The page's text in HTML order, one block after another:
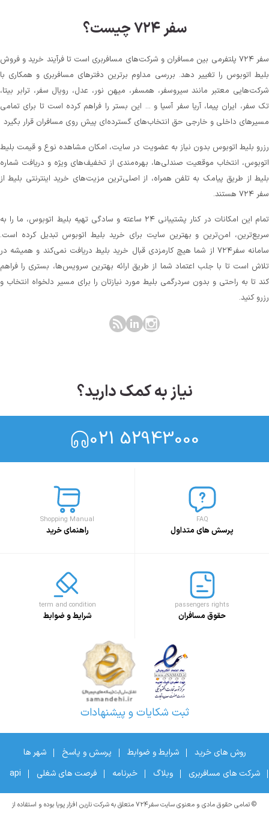
سفر ۷۲۴ چیست؟
سفر ۷۲۴ پلتفرمی بین مسافران و شرکت‌های مسافربری است تا فرآیند خرید و فروش
بلیط اتوبوس را تغییر دهد. بررسی مداوم برترین دفترهای مسافربری و همکاری با
شرکت‌هایی معتبر مانند سیروسفر، همسفر، میهن‌ نور، عدل، رویال سفر، ترابر بیتا،
تک سفر، ایران پیما، آریا سفر آسیا و ... این بستر را فراهم کرده است تا برای تمامی
مسیرهای داخلی و خارجی حق انتخاب‌های گسترده‌ای پیش روی مسافران قرار بگیرد
رزرو بلیط اتوبوس بدون نیاز به عضویت در سایت، امکان مشاهده نوع و قیمت بلیط
اتوبوس، انتخاب موقعیت صندلی‌ها، بهره‌مندی از تخفیف‌های ویژه و دریافت شماره‌
بلیط از طریق پیامک به تلفن همراه، از اصلی‌ترین مزیت‌های خرید اینترنتی بلیط از
سفر ۷۲۴ هستند.
تمام این امکانات در کنار پشتیبانی‌ ۲۴ ساعته و سادگی تهیه بلیط اتوبوس، ما را به
سریع‌ترین، امن‌ترین و بهترین سایت برای خرید بلیط اتوبوس تبدیل کرده است.
سامانه سفر۷۲۴ از شما هیچ کارمزدی قبال خرید بلیط دریافت نمی‌کند و همیشه در
تلاش است تا با جلب اعتماد شما از طریق ارائه بهترین سرویس‌ها، بستری را فراهم
کند تا به راحتی و بدون سردرگمی بلیط مورد نیازتان را برای مسیر دلخواه انتخاب و
رزرو کنید.
نیاز به کمک دارید؟
021 52943000
FAQ
پرسش های متداول
Shopping Manual
راهنمای خرید
passengers rights
حقوق مسافران
term and condition
شرایط و ضوابط
ثبت شکایات و پیشنهادات
روش های خرید شرایط و ضوابط پرسش و پاسخ
شهر ها
شرکت های مسافربری
وبلاگ خبرنامه فرصت های شغلی api
© تمامی حقوق مادی و معنوی سایت سفر۷۲۴ متعلق به شرکت نارین افزار پویا بوده و استفاده از